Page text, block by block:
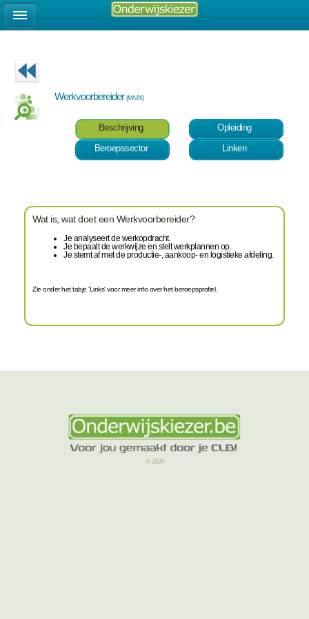
Werkvoorbereider(M/V/X)
Beschrijving
Opleiding
Beroepssector
Linken
Wat is, wat doet een Werkvoorbereider?
Je analyseert de werkopdracht.
Je bepaalt de werkwijze en stelt werkplannen op.
Je stemt af met de productie-, aankoop- en logistieke afdeling.
Zie onder het tabje 'Links' voor meer info over het beroepsprofiel.
© 2026